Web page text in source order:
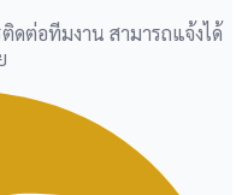
ดต่อทีมงาน สามารถแจ้งได้